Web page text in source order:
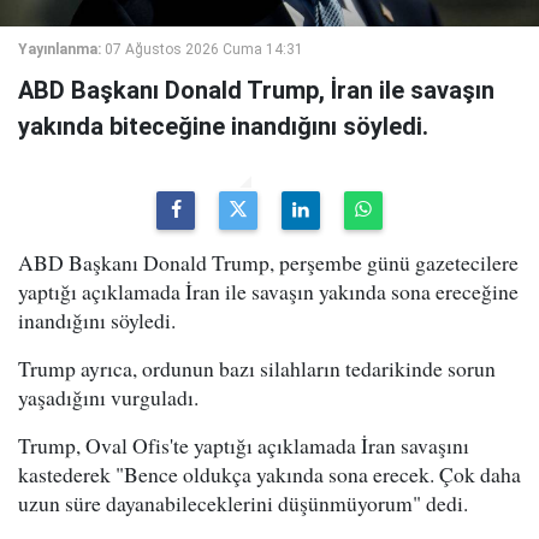
Yayınlanma: 07 Ağustos 2026 Cuma 14:31
ABD Başkanı Donald Trump, İran ile savaşın
yakında biteceğine inandığını söyledi.
ABD Başkanı Donald Trump, perşembe günü gazetecilere
yaptığı açıklamada İran ile savaşın yakında sona ereceğine
inandığını söyledi.
Trump ayrıca, ordunun bazı silahların tedarikinde sorun
yaşadığını vurguladı.
Trump, Oval Ofis'te yaptığı açıklamada İran savaşını
kastederek "Bence oldukça yakında sona erecek. Çok daha
uzun süre dayanabileceklerini düşünmüyorum" dedi.